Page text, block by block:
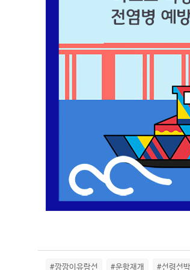
#깡깡이유람선 #운항재개 #선령선